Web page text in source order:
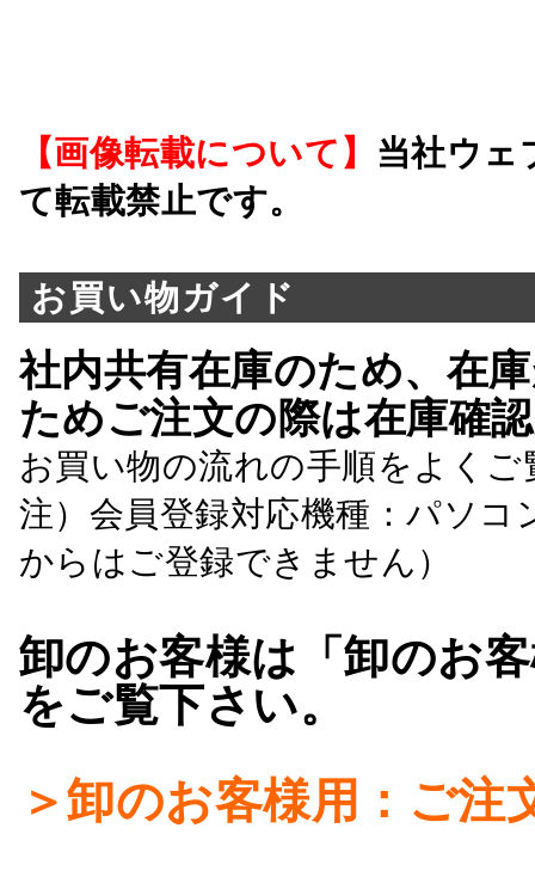
【画像転載について】 当社ウェ
て転載禁止です。
お買い物ガイド
社内共有在庫のため、在
ためご注文の際は在庫確
お買い物の流れの手順をよくご
注）会員登録対応機種：パソ
からはご登録できません）
卸のお客様は「卸のお
をご覧下さい。
＞卸のお客様用：ご注